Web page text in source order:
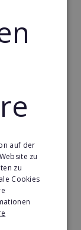
in
auf der
zu
zu
Cookies